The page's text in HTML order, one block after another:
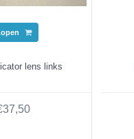
lens links